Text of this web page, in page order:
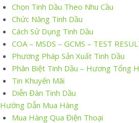
Chọn Tinh Dầu Theo Nhu Cầu
Chức Năng Tinh Dầu
Cách Sử Dụng Tinh Dầu
COA – MSDS – GCMS – TEST
Phương Pháp Sản Xuất Tinh Dầu
Phân Biệt Tinh Dầu – Hương Tổng
Tin Khuyến Mãi
Diễn Đàn Tinh Dầu
Hướng Dẫn Mua Hàng
Mua Hàng Qua Điện Thoại